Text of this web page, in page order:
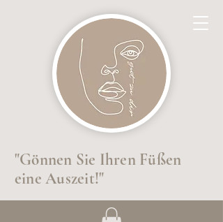
"Gönnen Sie Ihren Füßen
eine Auszeit!"